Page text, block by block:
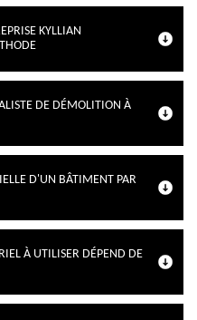
KYLLIAN
DE DÉMOLITION À
D'UN BÂTIMENT PAR
À UTILISER DÉPEND DE